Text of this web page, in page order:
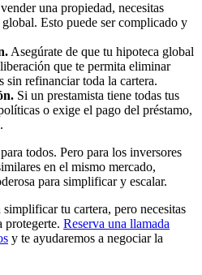
una propiedad, necesitas
Esto puede ser complicado y
Asegúrate de que tu hipoteca global
que te permita eliminar
sin refinanciar toda la cartera.
Si un prestamista tiene todas tus
o exige el pago del préstamo,
todos. Pero para los inversores
en el mismo mercado,
para simplificar y escalar.
tu cartera, pero necesitas
protegerte. Reserva una llamada
y te ayudaremos a negociar la